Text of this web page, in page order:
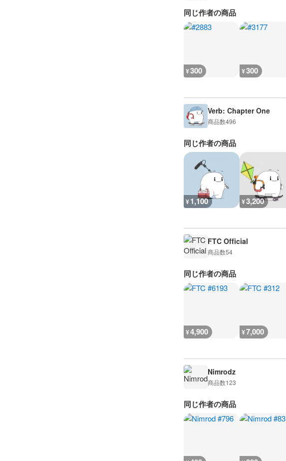
同じ作者の商品
¥300 ¥300
Verb: Chapter One
商品数496
同じ作者の商品
¥1,100 ¥3,200
FTC Official
商品数54
同じ作者の商品
¥4,900 ¥7,000
Nimrodz
商品数123
同じ作者の商品